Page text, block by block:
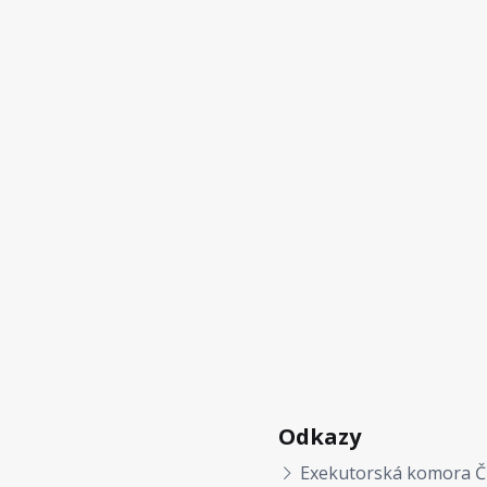
Odkazy
Exekutorská komora